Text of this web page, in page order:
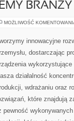
BRANŻY
MOŻLIWOŚĆ
innowacyjne
dostarczając
działalność
wdrażaniu oraz
które znajdują